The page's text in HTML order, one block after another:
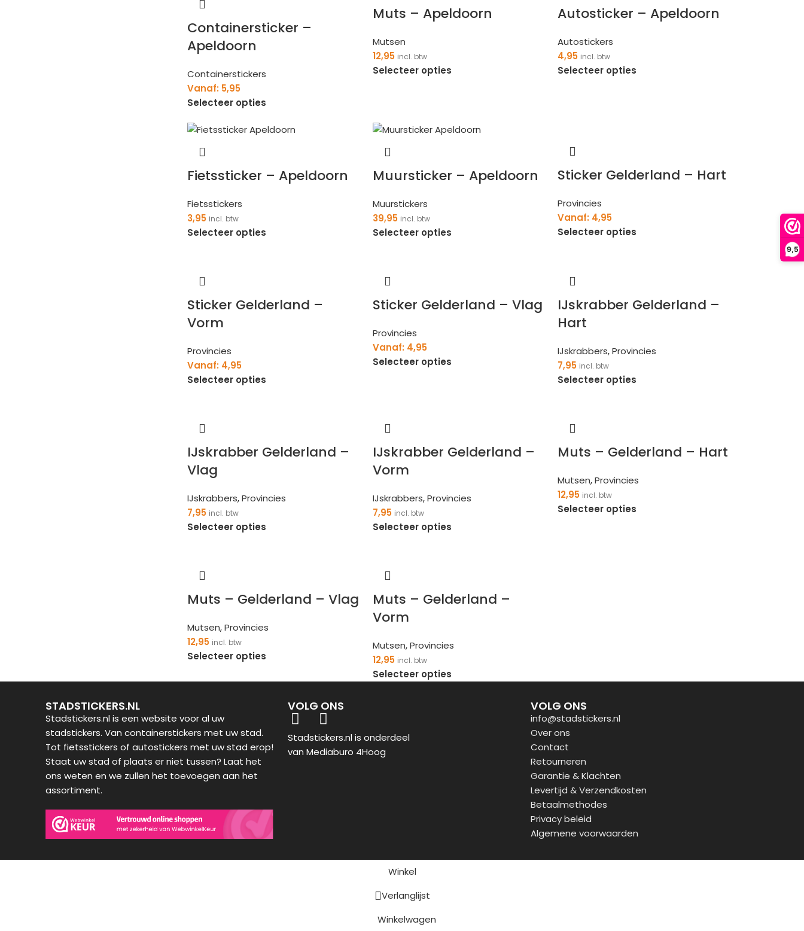
9,5
Containersticker –
Apeldoorn
Containerstickers
Vanaf: 5,95
Selecteer opties
Muts – Apeldoorn
Mutsen
12,95 incl. btw
Selecteer opties
Autosticker – Apeldoorn
Autostickers
4,95 incl. btw
Selecteer opties
Fietssticker – Apeldoorn
Fietsstickers
3,95 incl. btw
Selecteer opties
Muursticker – Apeldoorn
Muurstickers
39,95 incl. btw
Selecteer opties
Sticker Gelderland – Hart
Provincies
Vanaf: 4,95
Selecteer opties
Sticker Gelderland –
Vorm
Provincies
Vanaf: 4,95
Selecteer opties
Sticker Gelderland – Vlag
Provincies
Vanaf: 4,95
Selecteer opties
IJskrabber Gelderland –
Hart
IJskrabbers, Provincies
7,95 incl. btw
Selecteer opties
IJskrabber Gelderland –
Vlag
IJskrabbers,Provincies
7,95 incl. btw
Selecteer opties
IJskrabber Gelderland –
Vorm
IJskrabbers, Provincies
7,95 incl. btw
Selecteer opties
Muts – Gelderland – Hart
Mutsen, Provincies
12,95 incl. btw
Selecteer opties
Muts – Gelderland – Vlag
Mutsen,Provincies
12,95 incl. btw
Selecteer opties
Muts – Gelderland –
Vorm
Mutsen, Provincies
12,95 incl. btw
Selecteer opties
STADSTICKERS.NL
Stadstickers.nl is een website voor al uw
stadstickers. Van containerstickers met uw stad.
Tot fietsstickers of autostickers met uw stad erop!
Staat uw stad of plaats er niet tussen? Laat het
ons weten en we zullen het toevoegen aan het
assortiment.
VOLG ONS
Stadstickers.nl is onderdeel
van Mediaburo 4Hoog
VOLG ONS
info@stadstickers.nl
Over ons
Contact
Retourneren
Garantie & Klachten
Levertijd & Verzendkosten
Betaalmethodes
Privacy beleid
Algemene voorwaarden
Winkel
Verlanglijst
Winkelwagen